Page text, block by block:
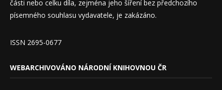
části nebo celku díla, zejména jeho šíření bez předchozího
písemného souhlasu vydavatele, je zakázáno.
ISSN 2695-0677
WEBARCHIVOVÁNO NÁRODNÍ KNIHOVNOU ČR